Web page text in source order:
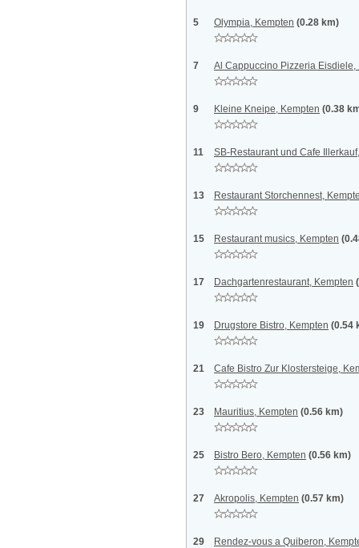
5 Olympia, Kempten (0.28 km)
7 Al Cappuccino Pizzeria Eisdiele,
9 Kleine Kneipe, Kempten (0.38
11 SB-Restaurant und Cafe
13 Restaurant Storchennest,
15 Restaurant musics, Kempten
17 Dachgartenrestaurant, Kempten
19 Drugstore Bistro, Kempten (0.54
21 Cafe Bistro Zur Klostersteige,
23 Mauritius, Kempten (0.56 km)
25 Bistro Bero, Kempten (0.56 km)
27 Akropolis, Kempten (0.57 km)
29 Rendez-vous a Quiberon,